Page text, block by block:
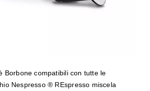
Borbone compatibili con tutte le
Nespresso ® REspresso miscela